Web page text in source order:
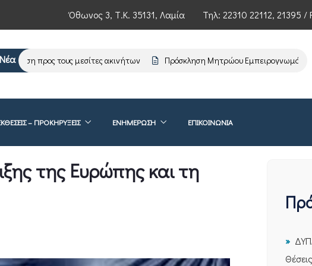
Όθωνος 3, Τ.Κ. 35131, Λαμία Τηλ: 22310 22112, 21395 /
προς τους μεσίτες ακινήτων Πρόσκληση Μητρώου Εμπειρογνωμόνων
– ΠΡΟΚΗΡΥΞΕΙΣ ΕΝΗΜΈΡΩΣΗ ΕΠΙΚΟΙΝΩΝΊΑ
της Ευρώπης και τη